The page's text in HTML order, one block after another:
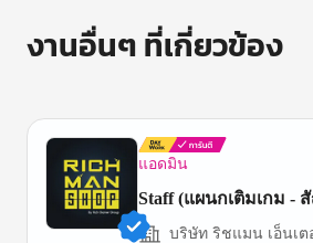
งานอื่นๆ ที่เกี่ยวข้อง
แอดมิน
Staff (แผนกเติมเกม -
บริษัท ริชแมน เอ็นเต